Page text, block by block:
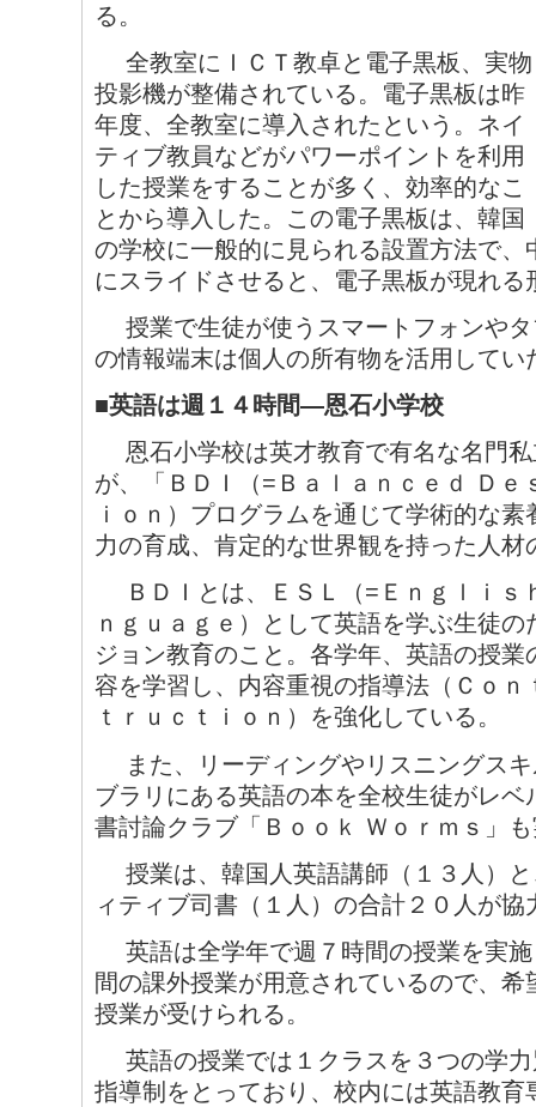
る。
全教室にＩＣＴ教卓と電子黒板、実物
投影機が整備されている。電子黒板は昨
年度、全教室に導入されたという。ネイ
ティブ教員などがパワーポイントを利用
した授業をすることが多く、効率的なこ
とから導入した。この電子黒板は、韓国
の学校に一般的に見られる設置方法で
にスライドさせると、電子黒板が現れる
授業で生徒が使うスマートフォンやタ
の情報端末は個人の所有物を活用してい
■英語は週１４時間―恩石小学校
恩石小学校は英才教育で有名な名門私
が、「ＢＤＩ（=Ｂａｌａｎｃｅｄ Ｄｅ
ｉｏｎ）プログラムを通じて学術的な
力の育成、肯定的な世界観を持った人材
ＢＤＩとは、ＥＳＬ（=Ｅｎｇｌｉｓ
ｎｇｕａｇｅ）として英語を学ぶ生徒
ジョン教育のこと。各学年、英語の授
容を学習し、内容重視の指導法（Ｃｏｎ
ｔｒｕｃｔｉｏｎ）を強化している。
また、リーディングやリスニングスキ
ブラリにある英語の本を全校生徒がレ
書討論クラブ「Ｂｏｏｋ Ｗｏｒｍｓ」
授業は、韓国人英語講師（１３人）と
ィティブ司書（１人）の合計２０人が協
英語は全学年で週７時間の授業を実施
間の課外授業が用意されているので、
授業が受けられる。
英語の授業では１クラスを３つの学力
指導制をとっており、校内には英語教育